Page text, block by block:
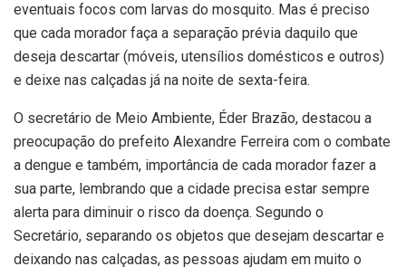
eventuais focos com larvas do mosquito. Mas é preciso
que cada morador faça a separação prévia daquilo que
deseja descartar (móveis, utensílios domésticos e outros)
e deixe nas calçadas já na noite de sexta-feira.
O secretário de Meio Ambiente, Éder Brazão, destacou a
preocupação do prefeito Alexandre Ferreira com o combate
a dengue e também, importância de cada morador fazer a
sua parte, lembrando que a cidade precisa estar sempre
alerta para diminuir o risco da doença. Segundo o
Secretário, separando os objetos que desejam descartar e
deixando nas calçadas, as pessoas ajudam em muito o